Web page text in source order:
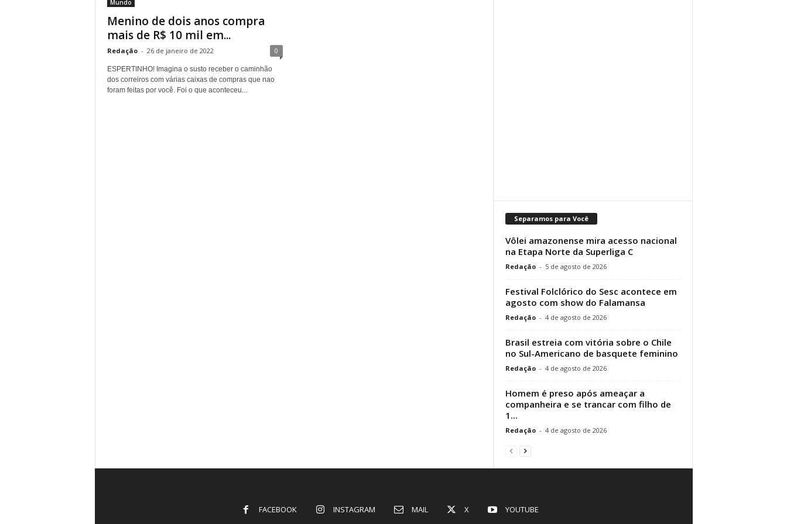
Mundo
Menino de dois anos compra
mais de R$ 10 mil em...
Redação - 26 de janeiro de 2022 0
ESPERTINHO! Imagina o susto receber o caminhão
dos correiros com várias caixas de compras que nao
foram feitas por você. Foi o que aconteceu...
Separamos para Você
Vôlei amazonense mira acesso nacional
na Etapa Norte da Superliga C
Redação - 5 de agosto de 2026
Festival Folclórico do Sesc acontece em
agosto com show do Falamansa
Redação - 4 de agosto de 2026
Brasil estreia com vitória sobre o Chile
no Sul-Americano de basquete feminino
Redação - 4 de agosto de 2026
Homem é preso após ameaçar a
companheira e se trancar com filho de
1...
Redação - 4 de agosto de 2026
FACEBOOK INSTAGRAM MAIL X YOUTUBE